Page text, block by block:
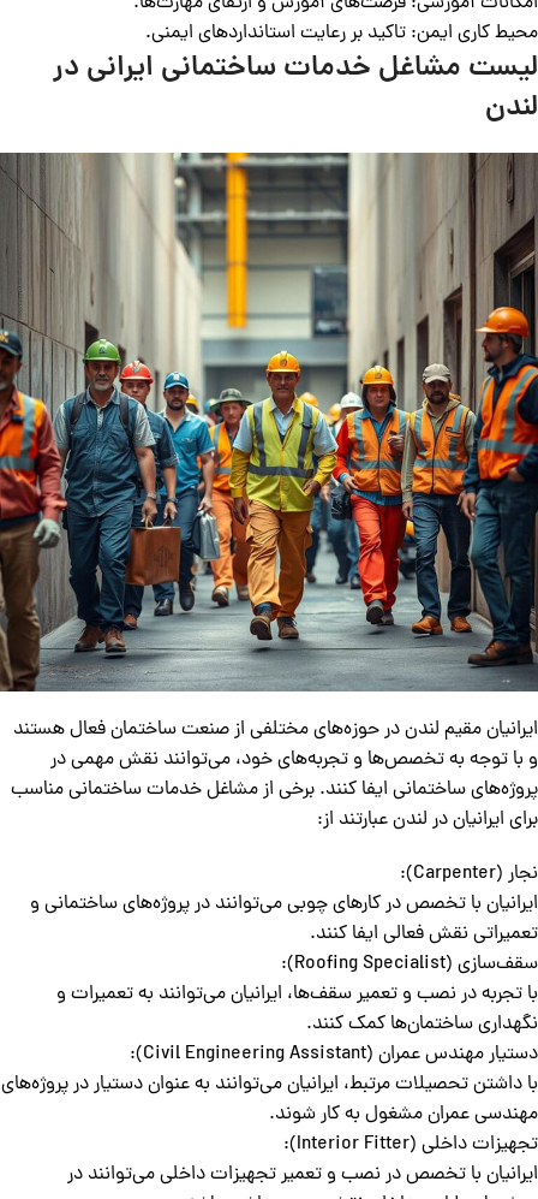
محیط کاری ایمن: تاکید بر رعایت استانداردهای ایمنی.
لیست مشاغل خدمات ساختمانی ایرانی در
لندن
ایرانیان مقیم لندن در حوزه‌های مختلفی از صنعت ساختمان فعال هستند
و با توجه به تخصص‌ها و تجربه‌های خود، می‌توانند نقش مهمی در
پروژه‌های ساختمانی ایفا کنند. برخی از مشاغل خدمات ساختمانی مناسب
برای ایرانیان در لندن عبارتند از:
نجار (Carpenter):
ایرانیان با تخصص در کارهای چوبی می‌توانند در پروژه‌های ساختمانی و
تعمیراتی نقش فعالی ایفا کنند.
سقف‌سازی (Roofing Specialist):
با تجربه در نصب و تعمیر سقف‌ها، ایرانیان می‌توانند به تعمیرات و
نگهداری ساختمان‌ها کمک کنند.
دستیار مهندس عمران (Civil Engineering Assistant):
با داشتن تحصیلات مرتبط، ایرانیان می‌توانند به عنوان دستیار در پروژه‌های
مهندسی عمران مشغول به کار شوند.
تجهیزات داخلی (Interior Fitter):
ایرانیان با تخصص در نصب و تعمیر تجهیزات داخلی می‌توانند در